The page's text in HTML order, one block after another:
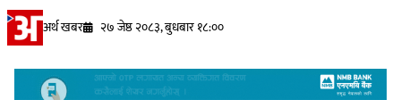
अर्थ खबर २७ जेष्ठ २०८३, बुधबार १८:००